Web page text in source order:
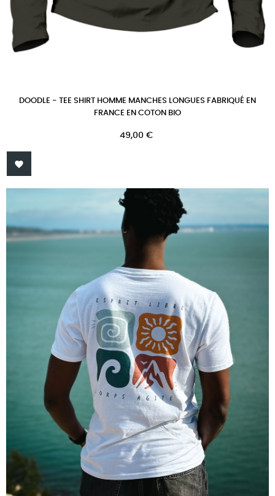
DOODLE - TEE SHIRT HOMME MANCHES LONGUES FABRIQUÉ EN
FRANCE EN COTON BIO
Prix
49,00 €
